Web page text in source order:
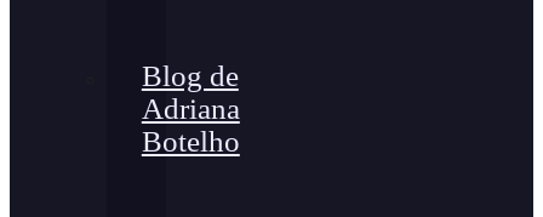
Blog de
Adriana
Botelho